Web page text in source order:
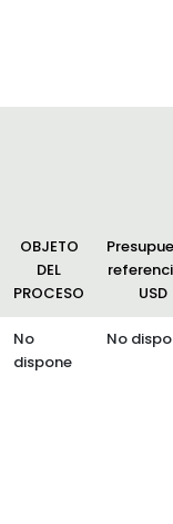
OBJETO
DEL
PROCESO
USD
No
dispone
No